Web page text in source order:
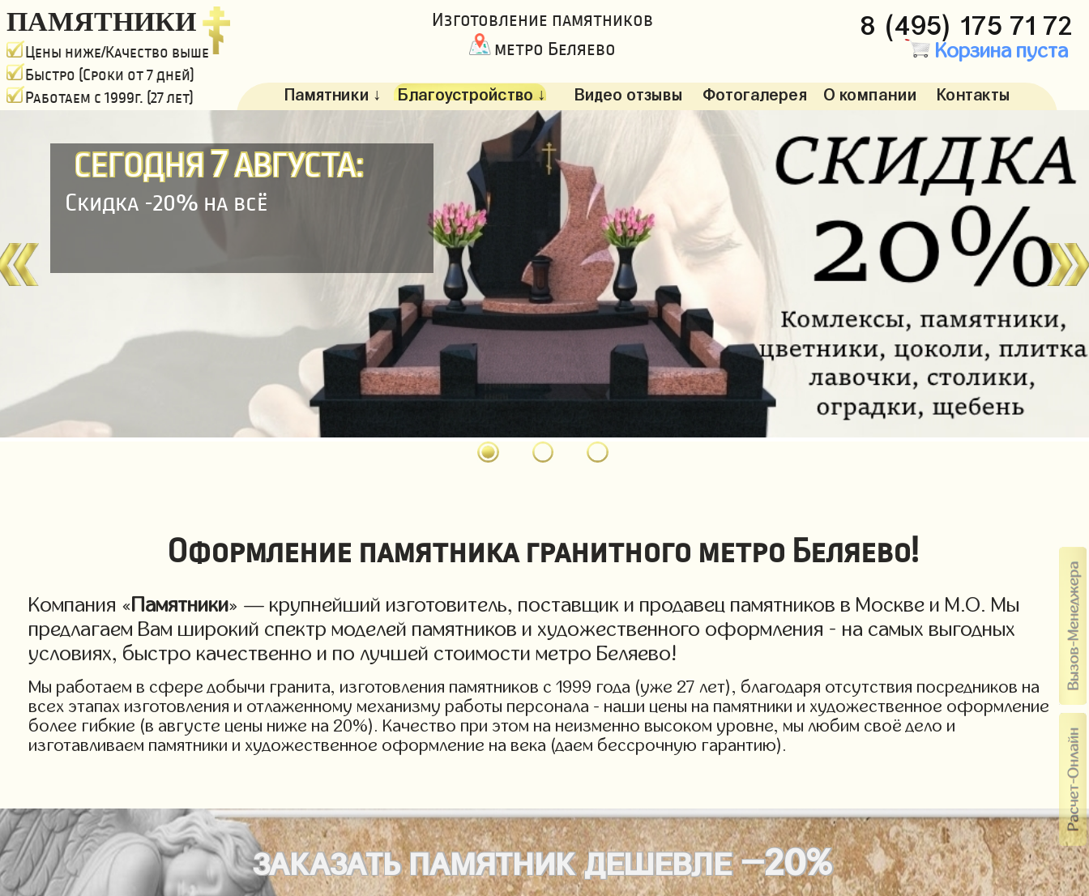
ПАМЯТНИКИ
Цены ниже/Качество выше
Быстро (Сроки от 7 дней)
Работаем с 1999г. (27 лет)
Изготовление памятников
метро Беляево
8 (495) 175 71 72
Корзина пуста
Памятники ↓ Благоустройство ↓ Видео отзывы Фотогалерея О компании Контакты
СЕГОДНЯ7АВГУСТА:
Скидка -20% на всё
Оформление памятника гранитного метро Беляево!
Компания « Памятники» — крупнейший изготовитель, поставщик и продавец памятников в Москве и М.О. Мы
предлагаем Вам широкий спектр моделей памятников и художественного оформления - на самых выгодных
условиях, быстро качественно и по лучшей стоимости метро Беляево!
Мы работаем в сфере добычи гранита, изготовления памятников с 1999 года (уже 27 лет), благодаря отсутствия посредников на
всех этапах изготовления и отлаженному механизму работы персонала - наши цены на памятники и художественное оформление
более гибкие (в августе цены ниже на 20%). Качество при этом на неизменно высоком уровне, мы любим своё дело и
изготавливаем памятники и художественное оформление на века (даем бессрочную гарантию).
ЗАКАЗАТЬПАМЯТНИКДЕШЕВЛЕ-20%